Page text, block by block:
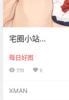
宅圈小站
每日好图
770 0
XMAN